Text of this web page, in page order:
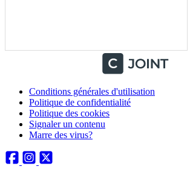
Conditions générales d'utilisation
Politique de confidentialité
Politique des cookies
Signaler un contenu
Marre des virus?